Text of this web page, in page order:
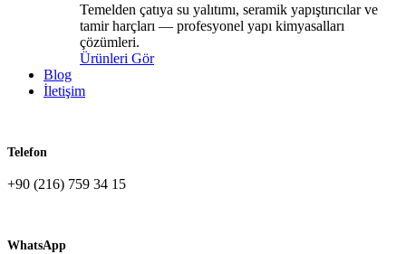
Temelden çatıya su yalıtımı, seramik yapıştırıcılar ve
tamir harçları — profesyonel yapı kimyasalları
çözümleri.
Ürünleri Gör
Blog
İletişim
Telefon
+90 (216) 759 34 15
WhatsApp